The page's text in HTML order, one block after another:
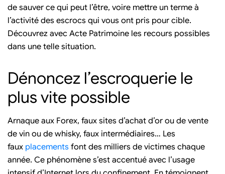
de sauver ce qui peut l’être, voire mettre un terme à
l’activité des escrocs qui vous ont pris pour cible.
Découvrez avec Acte Patrimoine les recours possibles
dans une telle situation.
Dénoncez l’escroquerie le
plus vite possible
Arnaque aux Forex, faux sites d’achat d’or ou de vente
de vin ou de whisky, faux intermédiaires… Les
faux placements font des milliers de victimes chaque
année. Ce phénomène s’est accentué avec l’usage